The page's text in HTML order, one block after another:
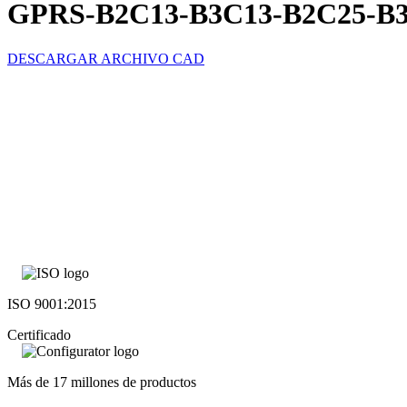
GPRS-B2C13-B3C13-B2C25-
DESCARGAR ARCHIVO CAD
ISO 9001:2015
Certificado
Más de 17 millones de productos